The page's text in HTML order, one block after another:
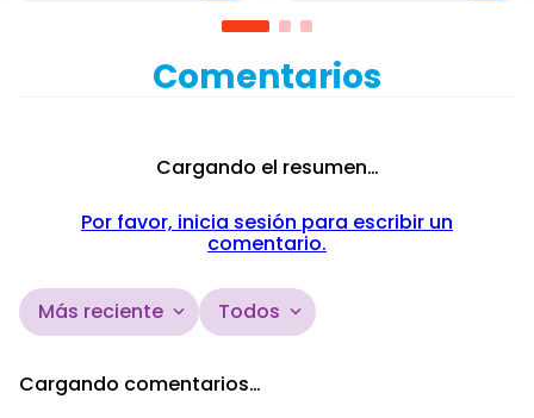
Comentarios
Cargando el resumen…
Por favor, inicia sesión para escribir un
comentario.
Más reciente Todos
Cargando comentarios…